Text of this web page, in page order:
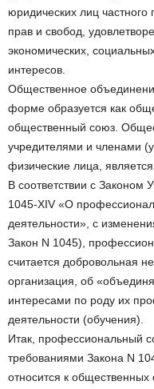
юридических лиц
прав и свобод,
экономических,
интересов.
Общественное
форме образуется как
общественный союз.
учредителями и членами
физические лица,
В соответствии с Законом
1045-XIV «О
деятельности», с
Закон N 1045),
считается добровольная
организация, об
интересами по роду их
деятельности (обучения).
Итак, профессиональный
требованиями Закона N
относится к